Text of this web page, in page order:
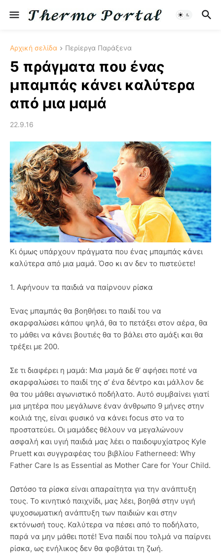
Αρχική σελίδα Περίεργα Παράξενα
5 πράγματα που ένας
μπαμπάς κάνει καλύτερα
από μια μαμά
22.9.16
Κι όμως υπάρχουν πράγματα που ένας μπαμπάς κάνει
καλύτερα από μια μαμά. Όσο κι αν δεν το πιστεύετε!
1. Αφήνουν τα παιδιά να παίρνουν ρίσκα
Ένας μπαμπάς θα βοηθήσει το παιδί του να
σκαρφαλώσει κάπου ψηλά, θα το πετάξει στον αέρα, θα
το μάθει να κάνει βουτιές θα το βάλει στο αμάξι και θα
τρέξει με 200.
Σε τι διαφέρει η μαμά: Μια μαμά δε θ’ αφήσει ποτέ να
σκαρφαλώσει το παιδί της σ’ ένα δέντρο και μάλλον δε
θα του μάθει αγωνιστικό ποδήλατο. Αυτό συμβαίνει γιατί
μια μητέρα που μεγάλωνε έναν άνθρωπο 9 μήνες στην
κοιλιά της, είναι φυσικό να κάνει focus στο να το
προστατεύει. Οι μαμάδες θέλουν να μεγαλώνουν
ασφαλή και υγιή παιδιά μας λέει ο παιδοψυχίατρος Kyle
Pruett και συγγραφέας του βιβλίου Fatherneed: Why
Father Care Is as Essential as Mother Care for Your Child.
Ωστόσο τα ρίσκα είναι απαραίτητα για την ανάπτυξη
τους. Το κινητικό παιχνίδι, μας λέει, βοηθά στην υγιή
ψυχοσωματική ανάπτυξη των παιδιών και στην
εκτόνωσή τους. Καλύτερα να πέσει από το ποδήλατο,
παρά να μην μάθει ποτέ! Ένα παιδί που τολμά να παίρνει
ρίσκα, ως ενήλικος δεν θα φοβάται τη ζωή.